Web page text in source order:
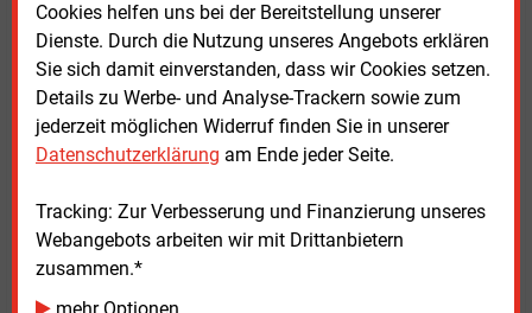
Cookies helfen uns bei der Bereitstellung unserer
Dienste. Durch die Nutzung unseres Angebots erklären
Sie sich damit einverstanden, dass wir Cookies setzen.
Details zu Werbe- und Analyse-Trackern sowie zum
jederzeit möglichen Widerruf finden Sie in unserer
Datenschutzerklärung am Ende jeder Seite.
Tracking: Zur Verbesserung und Finanzierung unseres
Webangebots arbeiten wir mit Drittanbietern
zusammen.*
Die Elektrifizierung des Energieverbrauchs ist zwar
ein wichtiges Ziel der europäischen Energiepolitik,
stagniert aber seit Jahren. In Paris sieht man
deswegen mit Wohlwollen, dass die Europäer mehr in
den Ausbau der Elektrizitäts-Infrastruktur investieren.
Allein für Batteriespeicher würden dieses Jahr
mal mehr als 2020. Für den Ausbau der Leitungen
seien Investitionen von weiteren 94,5 Milliarden Euro
geplant, doppelt so viel wie 2020. Dabei spielten
auch die von der Kommission in Aussicht gestellten